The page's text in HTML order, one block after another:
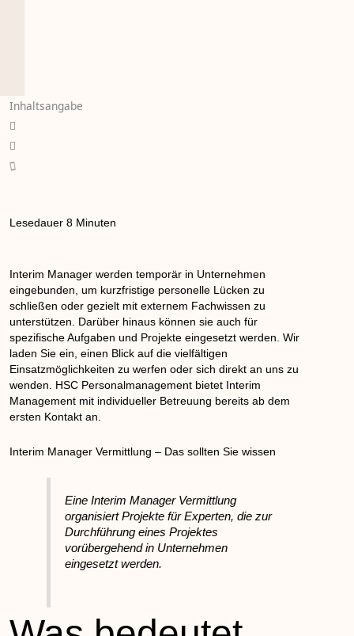
Inhaltsangabe
Lesedauer 8 Minuten
Interim Manager werden temporär in Unternehmen
eingebunden, um kurzfristige personelle Lücken zu
schließen oder gezielt mit externem Fachwissen zu
unterstützen. Darüber hinaus können sie auch für
spezifische Aufgaben und Projekte eingesetzt werden. Wir
laden Sie ein, einen Blick auf die vielfältigen
Einsatzmöglichkeiten zu werfen oder sich direkt an uns zu
wenden. HSC Personalmanagement bietet Interim
Management mit individueller Betreuung bereits ab dem
ersten Kontakt an.
Interim Manager Vermittlung – Das sollten Sie wissen
Eine Interim Manager Vermittlung
organisiert Projekte für Experten, die zur
Durchführung eines Projektes
vorübergehend in Unternehmen
eingesetzt werden.